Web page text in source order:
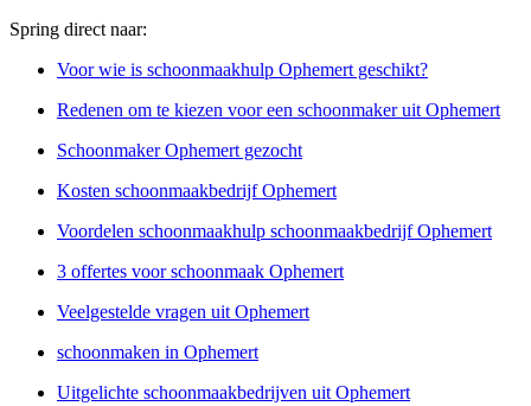
Spring direct naar:
Voor wie is schoonmaakhulp Ophemert geschikt?
Redenen om te kiezen voor een schoonmaker uit Ophemert
Schoonmaker Ophemert gezocht
Kosten schoonmaakbedrijf Ophemert
Voordelen schoonmaakhulp schoonmaakbedrijf Ophemert
3 offertes voor schoonmaak Ophemert
Veelgestelde vragen uit Ophemert
schoonmaken in Ophemert
Uitgelichte schoonmaakbedrijven uit Ophemert